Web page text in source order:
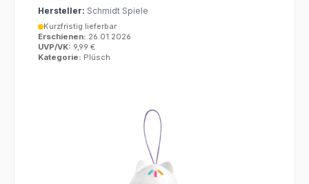
Hersteller: Schmidt Spiele
Kurzfristig lieferbar
Erschienen: 26.01.2026
UVP/VK: 9,99 €
Kategorie: Plüsch